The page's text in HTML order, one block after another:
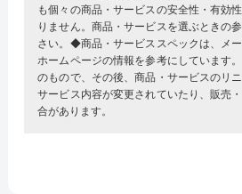
も個々の商品・サービスの安全性・有効
りません。商品・サービスを選ぶときの
さい。◆商品・サービススペックは、メ
ホームページの情報を参考にしています
のもので、その後、商品・サービスのリ
サービス内容が変更されていたり、販売
合があります。